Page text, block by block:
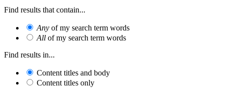
Find results that contain...
Any of my search term words
All of my search term words
Find results in...
Content titles and body
Content titles only